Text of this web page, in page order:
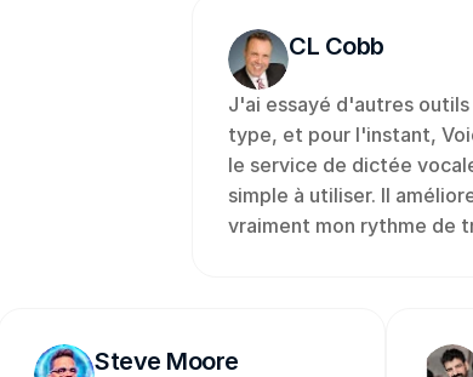
CL Cobb
J'ai essayé d'autres outils
type, et pour l'instant,
le service de dictée
simple à utiliser. Il
vraiment mon rythme de
Steve Moore